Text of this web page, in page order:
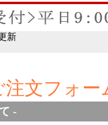
新
文フォ
-